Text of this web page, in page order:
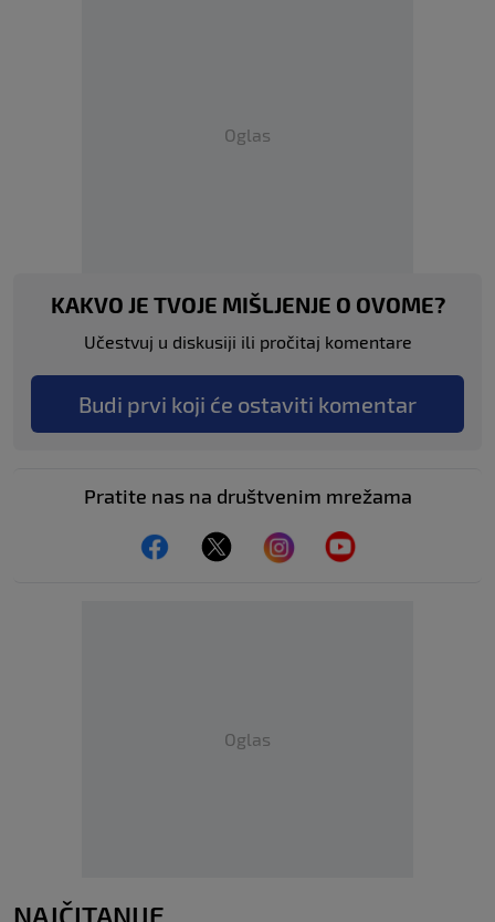
Oglas
KAKVO JE TVOJE MIŠLJENJE O OVOME?
Učestvuj u diskusiji ili pročitaj komentare
Budi prvi koji će ostaviti komentar
Pratite nas na društvenim mrežama
Oglas
NAJČITANIJE